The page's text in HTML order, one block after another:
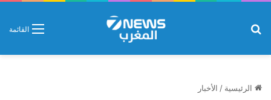
القائمة
الرئيسية / الأخبار